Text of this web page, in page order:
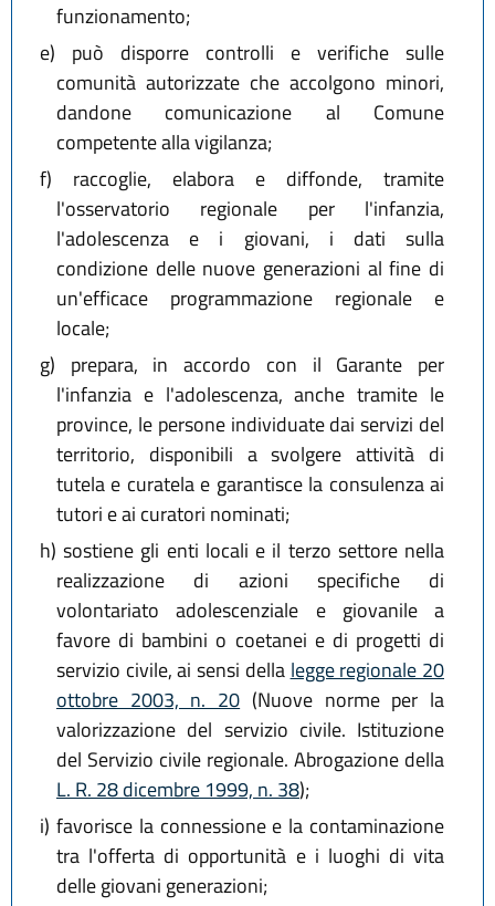
funzionamento;
e) può disporre controlli e verifiche sulle
comunità autorizzate che accolgono minori,
dandone comunicazione al Comune
competente alla vigilanza;
f) raccoglie, elabora e diffonde, tramite
l'osservatorio regionale per l'infanzia,
l'adolescenza e i giovani, i dati sulla
condizione delle nuove generazioni al fine di
un'efficace programmazione regionale e
locale;
g) prepara, in accordo con il Garante per
l'infanzia e l'adolescenza, anche tramite le
province, le persone individuate dai servizi del
territorio, disponibili a svolgere attività di
tutela e curatela e garantisce la consulenza ai
tutori e ai curatori nominati;
h) sostiene gli enti locali e il terzo settore nella
realizzazione di azioni specifiche di
volontariato adolescenziale e giovanile a
favore di bambini o coetanei e di progetti di
servizio civile, ai sensi della legge regionale 20
ottobre 2003, n. 20 (Nuove norme per la
valorizzazione del servizio civile. Istituzione
del Servizio civile regionale. Abrogazione della
L. R. 28 dicembre 1999, n. 38);
i) favorisce la connessione e la contaminazione
tra l'offerta di opportunità e i luoghi di vita
delle giovani generazioni;